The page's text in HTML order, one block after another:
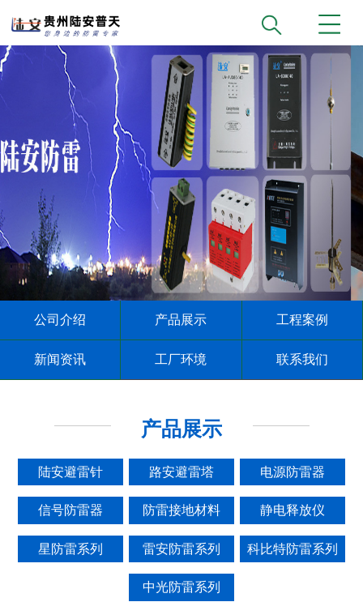
公司介绍 产品展示 工程案例
新闻资讯 工厂环境 联系我们
产品展示
陆安避雷针 路安避雷塔 电源防雷器
信号防雷器 防雷接地材料 静电释放仪
星防雷系列 雷安防雷系列 科比特防雷系列
中光防雷系列